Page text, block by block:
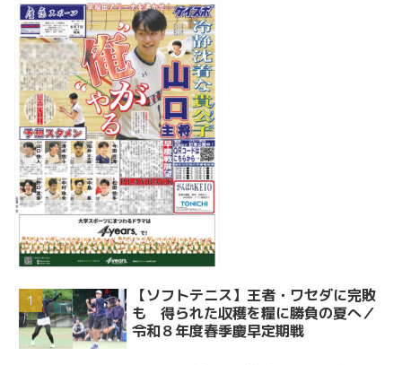
【ソフトテニス】王者・ワセダに完敗
も 得られた収穫を糧に勝負の夏へ／
令和８年度春季慶早定期戦